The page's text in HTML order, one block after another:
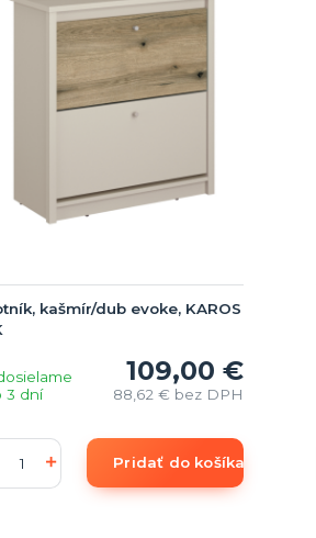
kašmír/dub evoke, KAROS
109,00 €
88,62 € bez DPH
3 dní
Pridať do košíka